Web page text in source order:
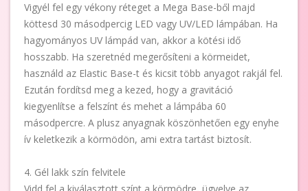
Vigyél fel egy vékony réteget a Mega Base-ből majd
köttesd 30 másodpercig LED vagy UV/LED lámpában. Ha
hagyományos UV lámpád van, akkor a kötési idő
hosszabb. Ha szeretnéd megerősíteni a körmeidet,
használd az Elastic Base-t és kicsit több anyagot rakjál fel.
Ezután fordítsd meg a kezed, hogy a gravitáció
kiegyenlítse a felszínt és mehet a lámpába 60
másodpercre. A plusz anyagnak köszönhetően egy enyhe
ív keletkezik a körmödön, ami extra tartást biztosít.
4. Gél lakk szín felvitele